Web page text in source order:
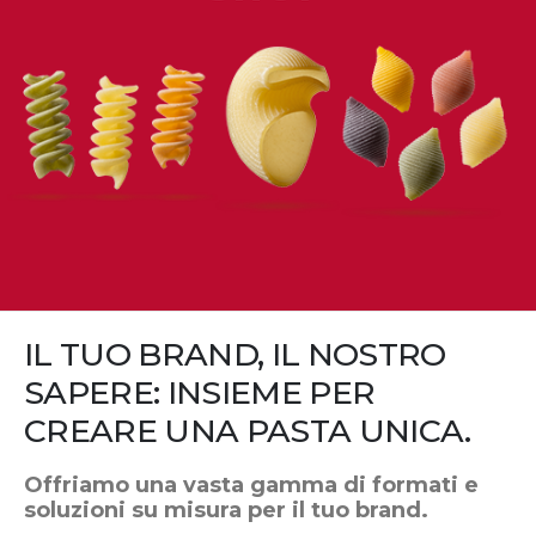
IL TUO BRAND, IL NOSTRO
SAPERE: INSIEME PER
CREARE UNA PASTA UNICA.
Offriamo una vasta gamma di formati e
soluzioni su misura per il tuo brand.